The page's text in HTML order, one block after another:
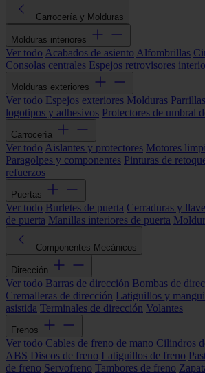
Carrocería y Molduras
Molduras interiores
Ver todo Acabados de asiento Alfombrillas
Consolas centrales Espejos retrovisores
Molduras exteriores
Ver todo Espejos exteriores Molduras
logotipos y adhesivos Protectores de umbral
Carrocería
Ver todo Aislantes y protectores Motores
Paragolpes y componentes Pinturas de
refuerzos
Puertas
Ver todo Burletes de puerta Cerraduras y
de puerta Manillas interiores de puerta
Componentes Mecánicos
Dirección
Ver todo Barras de dirección Bombas de
Cremalleras de dirección Latiguillos y
asistida Terminales de dirección Volantes
Frenos
Ver todo Cables de freno de mano Cilindros
ABS Discos de freno Latiguillos de freno
de freno Servofreno Tambores de freno